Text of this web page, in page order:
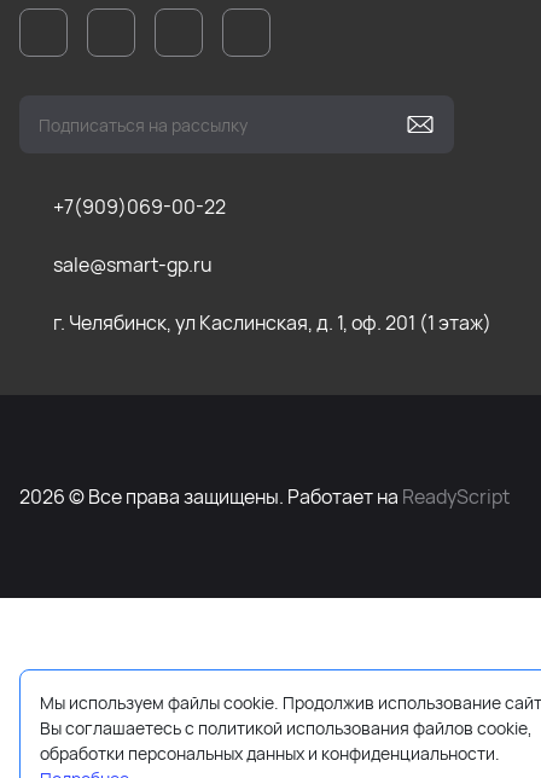
+7(909)069-00-22
sale@smart-gp.ru
г. Челябинск, ул Каслинская, д. 1, оф. 201 (1 этаж)
2026 © Все права защищены. Работает на ReadyScript
Мы используем файлы cookie. Продолжив использование
Вы соглашаетесь с политикой использования файлов cookie,
обработки персональных данных и конфиденциальности.